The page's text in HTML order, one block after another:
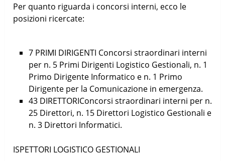
Per quanto riguarda i concorsi interni, ecco le
posizioni ricercate:
7 PRIMI DIRIGENTI Concorsi straordinari interni
per n. 5 Primi Dirigenti Logistico Gestionali, n. 1
Primo Dirigente Informatico e n. 1 Primo
Dirigente per la Comunicazione in emergenza.
43 DIRETTORIConcorsi straordinari interni per n.
25 Direttori, n. 15 Direttori Logistico Gestionali e
n. 3 Direttori Informatici.
ISPETTORI LOGISTICO GESTIONALI